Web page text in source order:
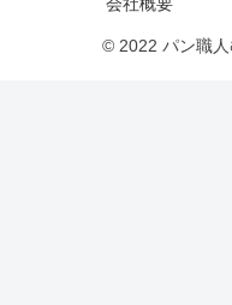
© 2022 パン職人